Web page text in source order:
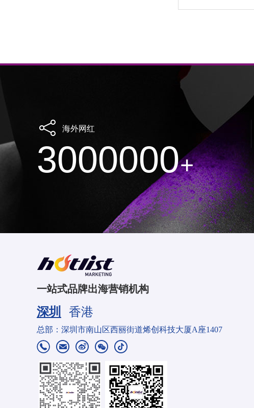
海外网红
3000000+
一站式品牌出海营销机构
深圳 香港
分部：香港九龙旺角弥敦道721-725号华比银行大厦